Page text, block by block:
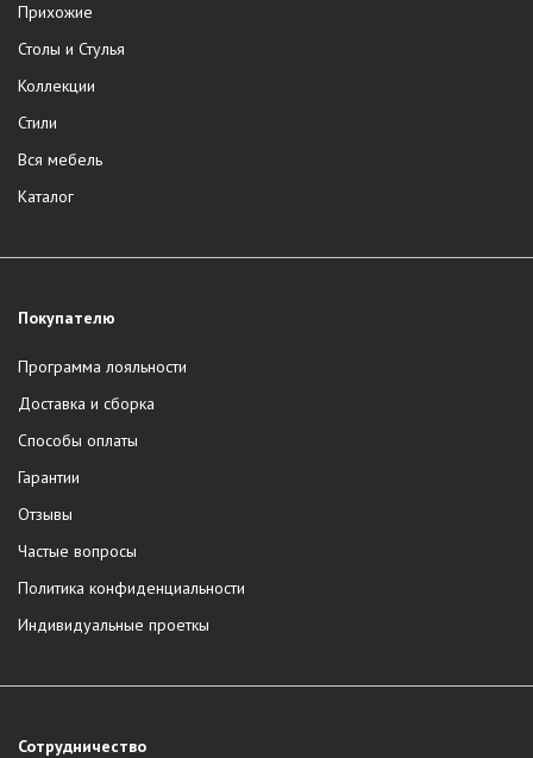
Прихожие
Столы и Стулья
Коллекции
Стили
Вся мебель
Каталог
Покупателю
Программа лояльности
Доставка и сборка
Способы оплаты
Гарантии
Отзывы
Частые вопросы
Политика конфиденциальности
Индивидуальные проеткы
Сотрудничество